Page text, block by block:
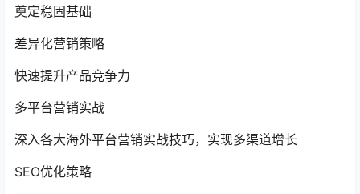
奠定稳固基础
差异化营销策略
快速提升产品竞争力
多平台营销实战
深入各大海外平台营销实战技巧，实现多渠道增长
SEO优化策略